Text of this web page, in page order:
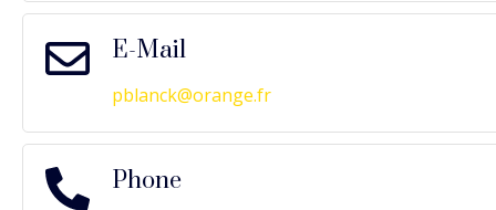
E-Mail
pblanck@orange.fr
Phone